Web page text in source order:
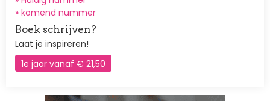
» komend nummer
Boek schrijven?
Laat je inspireren!
1e jaar vanaf € 21,50